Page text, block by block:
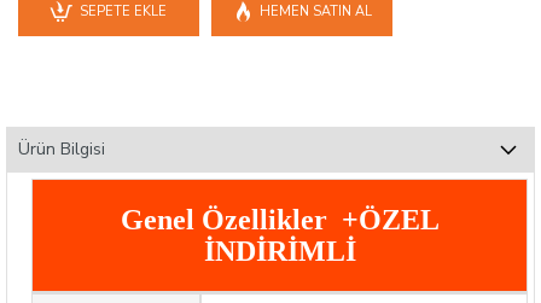
SEPETE EKLE HEMEN SATIN AL
Ürün Bilgisi
Genel Özellikler +ÖZEL
İNDİRİMLİ